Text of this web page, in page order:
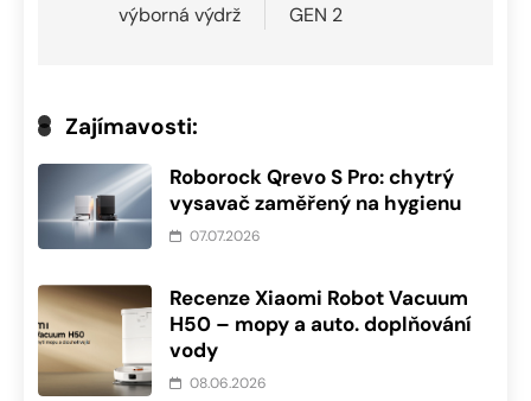
výborná výdrž
GEN 2
Zajímavosti:
Roborock Qrevo S Pro: chytrý
vysavač zaměřený na hygienu
07.07.2026
Recenze Xiaomi Robot Vacuum
H50 – mopy a auto. doplňování
vody
08.06.2026